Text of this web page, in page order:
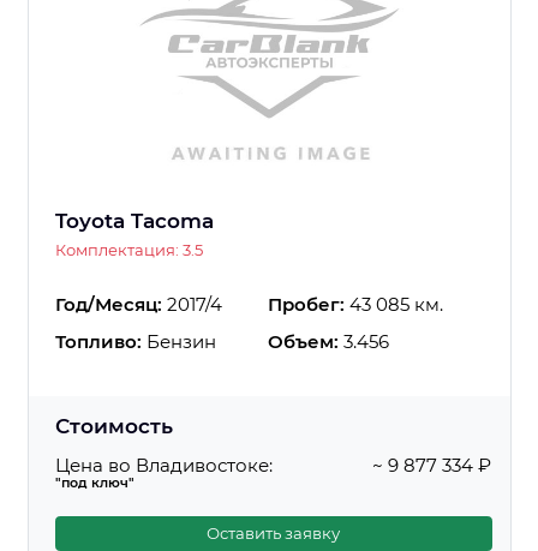
Toyota Tacoma
Комплектация: 3.5
Год/Месяц: 2017/4 Пробег: 43 085 км.
Топливо: Бензин Объем: 3.456
Стоимость
Цена во Владивостоке:
"под ключ"
~ 9 877 334 ₽
Оставить заявку